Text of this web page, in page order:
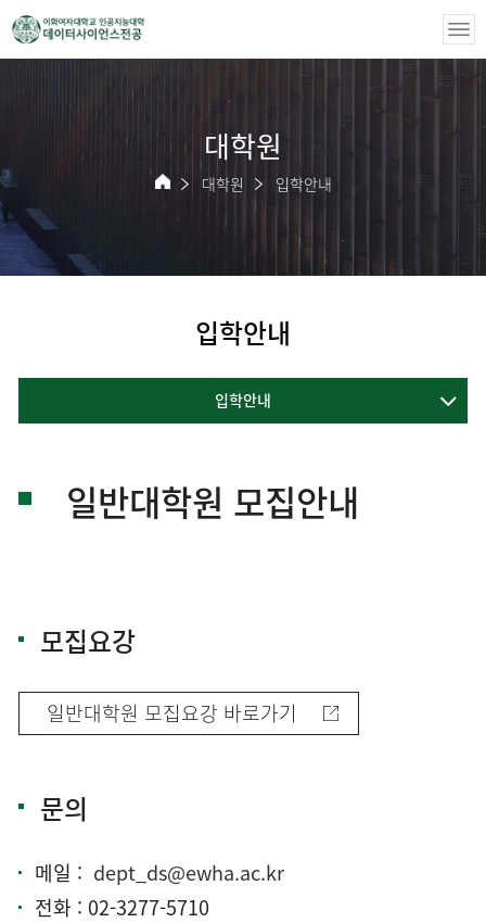
대학원
대학원 입학안내
입학안내
입학안내
일반대학원 모집안내
모집요강
일반대학원 모집요강 바로가기
문의
메일 : dept_ds@ewha.ac.kr
전화 : 02-3277-5710